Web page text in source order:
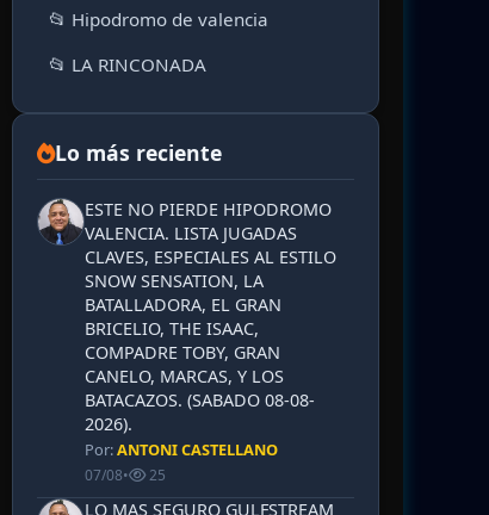
📂 Hipodromo de valencia
📂 LA RINCONADA
Lo más reciente
ESTE NO PIERDE HIPODROMO
VALENCIA. LISTA JUGADAS
CLAVES, ESPECIALES AL ESTILO
SNOW SENSATION, LA
BATALLADORA, EL GRAN
BRICELIO, THE ISAAC,
COMPADRE TOBY, GRAN
CANELO, MARCAS, Y LOS
BATACAZOS. (SABADO 08-08-
2026).
Por:ANTONI CASTELLANO
07/08• 25
LO MAS SEGURO GULFSTREAM